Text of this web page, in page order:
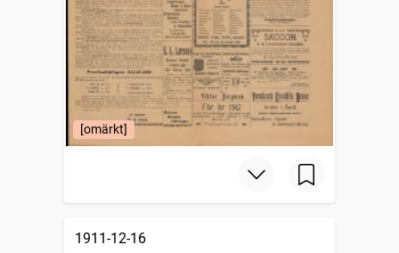
[omärkt]
1911-12-16